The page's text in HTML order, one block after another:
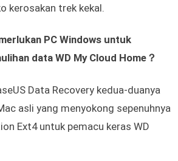
kerosakan trek kekal.
PC Windows untuk
data WD My Cloud Home？
Data Recovery kedua-duanya
asli yang menyokong sepenuhnya
Ext4 untuk pemacu keras WD